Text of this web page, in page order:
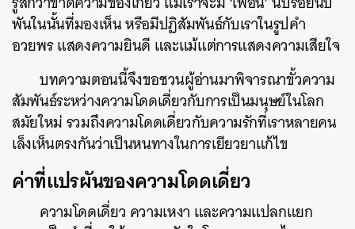
พันในนั้นที่มองเห็น หรือมีปฏิสัมพันธ์กับเราในรูปคำ
อวยพร แสดงความยินดี และแม้แต่การแสดงความเสียใจ
บทความตอนนี้จึงขอชวนผู้อ่านมาพิจารณาขั้วความ
สัมพันธ์ระหว่างความโดดเดี่ยวกับการเป็นมนุษย์ในโลก
สมัยใหม่ รวมถึงความโดดเดี่ยวกับความรักที่เราหลายคน
เล็งเห็นตรงกันว่าเป็นหนทางในการเยียวยาแก้ไข
ค่าที่แปรผันของความโดดเดี่ยว
ความโดดเดี่ยว ความเหงา และความแปลกแยก